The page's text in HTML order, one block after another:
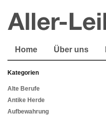
Home Über uns
Kategorien
Alte Berufe
Antike Herde
Aufbewahrung